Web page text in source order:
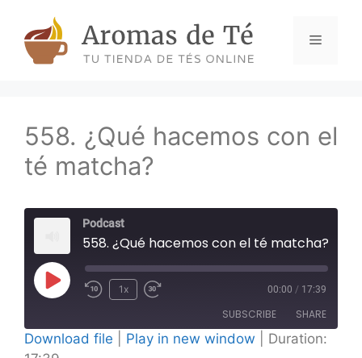
content
Menu
558. ¿Qué hacemos con el
té matcha?
Podcast
558. ¿Qué hacemos con el té matcha?
Play
1x 00:00 / 17:39
SUBSCRIBE SHARE
Download file Play in new window
Duration: